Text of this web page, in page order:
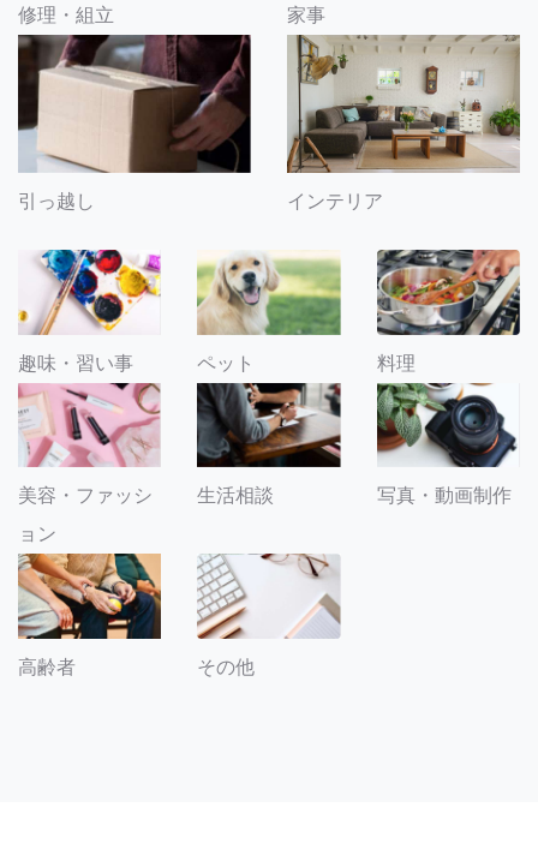
修理・組立 家事
引っ越し インテリア
趣味・習い事 ペット 料理
美容・ファッシ
ョン
生活相談 写真・動画制作
高齢者 その他